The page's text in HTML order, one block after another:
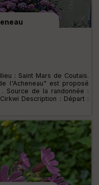
: Saint Mars de Coutais.
l'Acheneau" est proposé
Source de la randonnée :
Description : Départ :